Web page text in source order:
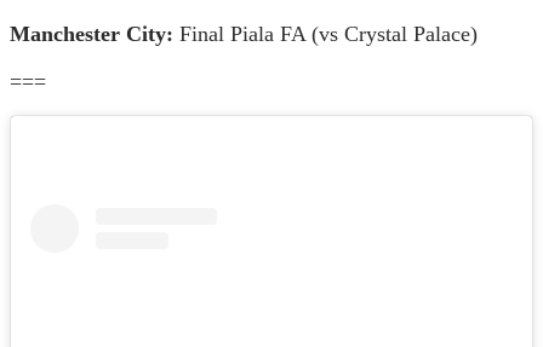
Manchester City: Final Piala FA (vs Crystal Palace)
===